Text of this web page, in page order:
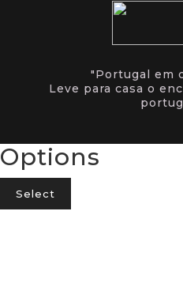
"Portugal em
Leve para casa o
Options
Select